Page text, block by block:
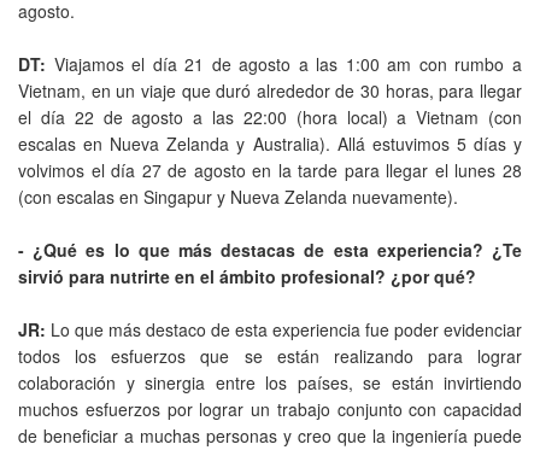
agosto.
DT: Viajamos el día 21 de agosto a las 1:00 am con rumbo a
Vietnam, en un viaje que duró alrededor de 30 horas, para llegar
el día 22 de agosto a las 22:00 (hora local) a Vietnam (con
escalas en Nueva Zelanda y Australia). Allá estuvimos 5 días y
volvimos el día 27 de agosto en la tarde para llegar el lunes 28
(con escalas en Singapur y Nueva Zelanda nuevamente).
- ¿Qué es lo que más destacas de esta experiencia? ¿Te
sirvió para nutrirte en el ámbito profesional? ¿por qué?
JR: Lo que más destaco de esta experiencia fue poder evidenciar
todos los esfuerzos que se están realizando para lograr
colaboración y sinergia entre los países, se están invirtiendo
muchos esfuerzos por lograr un trabajo conjunto con capacidad
de beneficiar a muchas personas y creo que la ingeniería puede